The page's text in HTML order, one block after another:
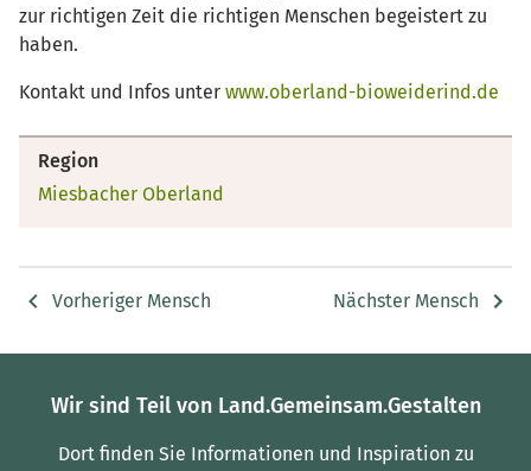
zur richtigen Zeit die richtigen Menschen begeistert zu
haben.
Kontakt und Infos unter www.oberland-bioweiderind.de
Region
Miesbacher Oberland
Vorheriger Mensch Nächster Mensch
Wir sind Teil von Land.Gemeinsam.Gestalten
Dort finden Sie Informationen und Inspiration zu